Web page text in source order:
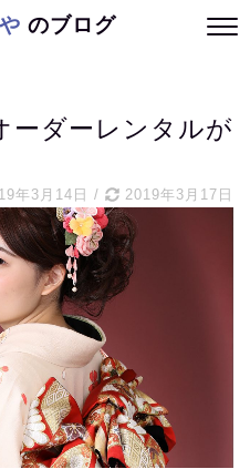
のブログ
ーダーレンタルが
年3月14日 / 2019年3月17日